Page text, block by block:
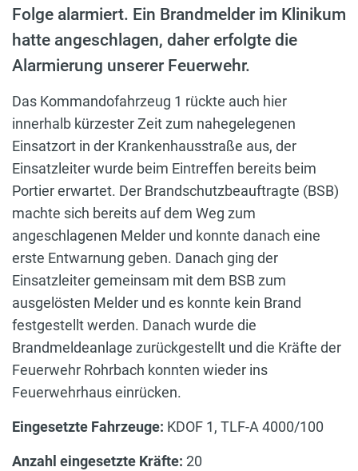
Folge alarmiert. Ein Brandmelder im Klinikum
hatte angeschlagen, daher erfolgte die
Alarmierung unserer Feuerwehr.
Das Kommandofahrzeug 1 rückte auch hier
innerhalb kürzester Zeit zum nahegelegenen
Einsatzort in der Krankenhausstraße aus, der
Einsatzleiter wurde beim Eintreffen bereits beim
Portier erwartet. Der Brandschutzbeauftragte (BSB)
machte sich bereits auf dem Weg zum
angeschlagenen Melder und konnte danach eine
erste Entwarnung geben. Danach ging der
Einsatzleiter gemeinsam mit dem BSB zum
ausgelösten Melder und es konnte kein Brand
festgestellt werden. Danach wurde die
Brandmeldeanlage zurückgestellt und die Kräfte der
Feuerwehr Rohrbach konnten wieder ins
Feuerwehrhaus einrücken.
Eingesetzte Fahrzeuge: KDOF 1, TLF-A 4000/100
Anzahl eingesetzte Kräfte: 20